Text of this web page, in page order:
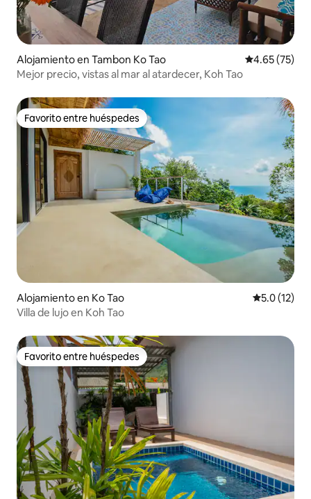
Alojamiento en Tambon Ko Tao Calificación
4.65 (75)
Mejor precio, vistas al mar al atardecer, Koh Tao
Favorito entre huéspedes
Favorito entre huéspedes
Alojamiento en Ko Tao Calificación
5.0 (12)
Villa de lujo en Koh Tao
Favorito entre huéspedes
Favorito entre huéspedes